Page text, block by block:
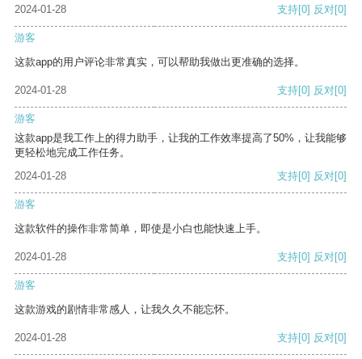
2024-01-28 支持[0] 反对[0]
游客
这款app的用户评论非常真实，可以帮助我做出更准确的选择。
2024-01-28 支持[0] 反对[0]
游客
这款app是我工作上的得力助手，让我的工作效率提高了50%，让我能够
更轻松地完成工作任务。
2024-01-28
支持[0] 反对[0]
游客
这款软件的操作非常简单，即使是小白也能快速上手。
2024-01-28 支持[0] 反对[0]
游客
这款游戏的剧情非常感人，让我久久不能忘怀。
2024-01-28 支持[0] 反对[0]